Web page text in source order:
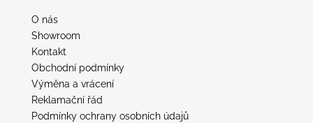
O nás
Showroom
Kontakt
Obchodní podmínky
Výměna a vrácení
Reklamační řád
Podmínky ochrany osobních údajů